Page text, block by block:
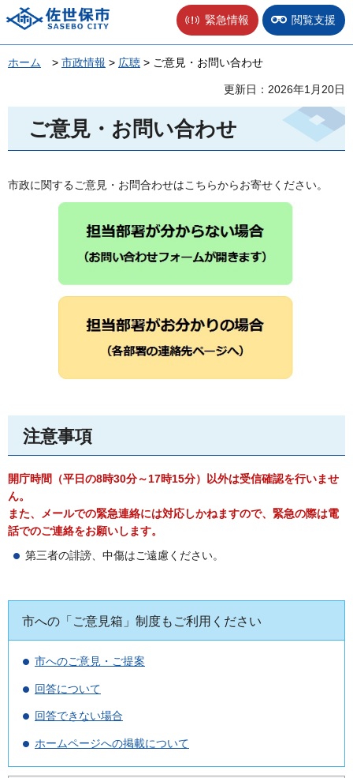
佐世保市 緊急情報 閲覧支援
ホーム > 市政情報 > 広聴 > ご意見・お問い合わせ
更新日：2026年1月20日
ご意見・お問い合わせ
市政に関するご意見・お問合わせはこちらからお寄せください。
注意事項
開庁時間（平日の8時30分～17時15分）以外は受信確認を行いませ
ん。
また、メールでの緊急連絡には対応しかねますので、緊急の際は電
話でのご連絡をお願いします。
第三者の誹謗、中傷はご遠慮ください。
市への「ご意見箱」制度もご利用ください
市へのご意見・ご提案
回答について
回答できない場合
ホームページへの掲載について